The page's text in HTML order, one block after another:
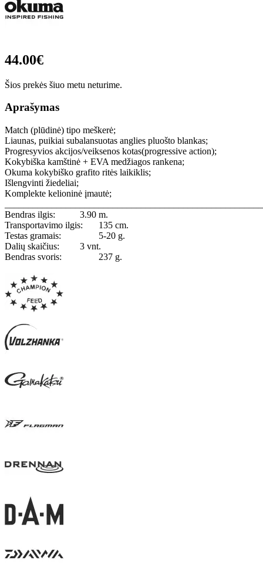
44.00€
Šios prekės šiuo metu neturime.
Aprašymas
Match (plūdinė) tipo meškerė;
Liaunas, puikiai subalansuotas anglies pluošto blankas;
Progresyvios akcijos/veiksenos kotas(progressive action);
Kokybiška kamštinė + EVA medžiagos rankena;
Okuma kokybiško grafito ritės laikiklis;
Išlengvinti žiedeliai;
Komplekte kelioninė įmautė;
Bendras ilgis:
3.90 m.
Transportavimo ilgis:
135 cm.
Testas gramais:
5-20 g.
Dalių skaičius:
3 vnt.
Bendras svoris:
237 g.